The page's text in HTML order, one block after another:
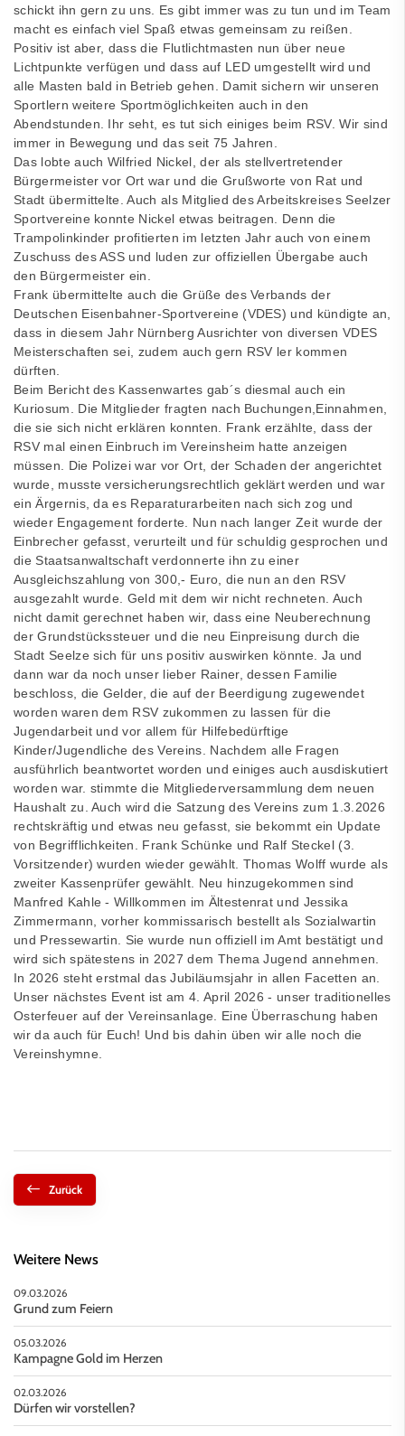
schickt ihn gern zu uns. Es gibt immer was zu tun und im Team
macht es einfach viel Spaß etwas gemeinsam zu reißen.
Positiv ist aber, dass die Flutlichtmasten nun über neue
Lichtpunkte verfügen und dass auf LED umgestellt wird und
alle Masten bald in Betrieb gehen. Damit sichern wir unseren
Sportlern weitere Sportmöglichkeiten auch in den
Abendstunden. Ihr seht, es tut sich einiges beim RSV. Wir sind
immer in Bewegung und das seit 75 Jahren.
Das lobte auch Wilfried Nickel, der als stellvertretender
Bürgermeister vor Ort war und die Grußworte von Rat und
Stadt übermittelte. Auch als Mitglied des Arbeitskreises Seelzer
Sportvereine konnte Nickel etwas beitragen. Denn die
Trampolinkinder profitierten im letzten Jahr auch von einem
Zuschuss des ASS und luden zur offiziellen Übergabe auch
den Bürgermeister ein.
Frank übermittelte auch die Grüße des Verbands der
Deutschen Eisenbahner-Sportvereine (VDES) und kündigte an,
dass in diesem Jahr Nürnberg Ausrichter von diversen VDES
Meisterschaften sei, zudem auch gern RSV ler kommen
dürften.
Beim Bericht des Kassenwartes gab´s diesmal auch ein
Kuriosum. Die Mitglieder fragten nach Buchungen,Einnahmen,
die sie sich nicht erklären konnten. Frank erzählte, dass der
RSV mal einen Einbruch im Vereinsheim hatte anzeigen
müssen. Die Polizei war vor Ort, der Schaden der angerichtet
wurde, musste versicherungsrechtlich geklärt werden und war
ein Ärgernis, da es Reparaturarbeiten nach sich zog und
wieder Engagement forderte. Nun nach langer Zeit wurde der
Einbrecher gefasst, verurteilt und für schuldig gesprochen und
die Staatsanwaltschaft verdonnerte ihn zu einer
Ausgleichszahlung von 300,- Euro, die nun an den RSV
ausgezahlt wurde. Geld mit dem wir nicht rechneten. Auch
nicht damit gerechnet haben wir, dass eine Neuberechnung
der Grundstückssteuer und die neu Einpreisung durch die
Stadt Seelze sich für uns positiv auswirken könnte. Ja und
dann war da noch unser lieber Rainer, dessen Familie
beschloss, die Gelder, die auf der Beerdigung zugewendet
worden waren dem RSV zukommen zu lassen für die
Jugendarbeit und vor allem für Hilfebedürftige
Kinder/Jugendliche des Vereins. Nachdem alle Fragen
ausführlich beantwortet worden und einiges auch ausdiskutiert
worden war. stimmte die Mitgliederversammlung dem neuen
Haushalt zu. Auch wird die Satzung des Vereins zum 1.3.2026
rechtskräftig und etwas neu gefasst, sie bekommt ein Update
von Begrifflichkeiten. Frank Schünke und Ralf Steckel (3.
Vorsitzender) wurden wieder gewählt. Thomas Wolff wurde als
zweiter Kassenprüfer gewählt. Neu hinzugekommen sind
Manfred Kahle - Willkommen im Ältestenrat und Jessika
Zimmermann, vorher kommissarisch bestellt als Sozialwartin
und Pressewartin. Sie wurde nun offiziell im Amt bestätigt und
wird sich spätestens in 2027 dem Thema Jugend annehmen.
In 2026 steht erstmal das Jubiläumsjahr in allen Facetten an.
Unser nächstes Event ist am 4. April 2026 - unser traditionelles
Osterfeuer auf der Vereinsanlage. Eine Überraschung haben
wir da auch für Euch! Und bis dahin üben wir alle noch die
Vereinshymne.
Zurück
Weitere News
09.03.2026
Grund zum Feiern
05.03.2026
Kampagne Gold im Herzen
02.03.2026
Dürfen wir vorstellen?